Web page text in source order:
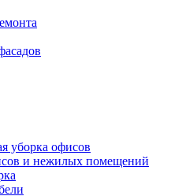
уборка офисов
и нежилых помещений